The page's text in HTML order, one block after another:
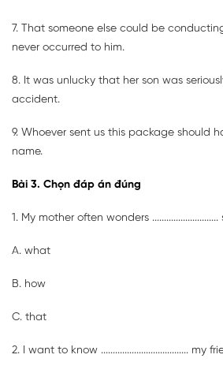
7. That someone else could be
never occurred to him.
8. It was unlucky that her son was
accident.
9. Whoever sent us this package should
name.
Bài 3. Chọn đáp án đúng
1. My mother often wonders
A. what
B. how
C. that
2. I want to know ..................................... my